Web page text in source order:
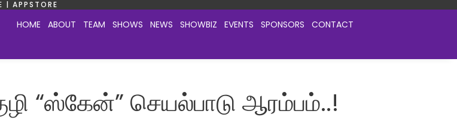
APPSTORE
HOME ABOUT TEAM SHOWS NEWS SHOWBIZ EVENTS SPONSORS CONTACT
“ஸ்கேன்” செயல்பாடு ஆரம்பம்..!